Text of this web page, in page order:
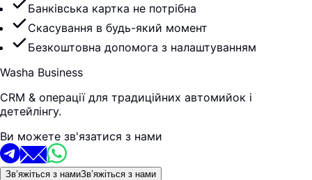
Банківська картка не потрібна
Скасування в будь-який момент
Безкоштовна допомога з налаштуванням
Washa Business
CRM & операції для традиційних автомийок і
детейлінгу.
Ви можете зв'язатися з нами
Зв’яжіться з намиЗв’яжіться з нами